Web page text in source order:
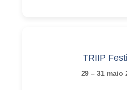
TRIIP
29 – 31 maio